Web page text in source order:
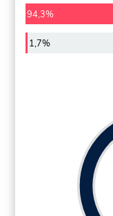
94,3%
1,7%